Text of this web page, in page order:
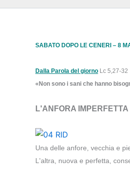
SABATO DOPO LE CENERI – 8
Dalla Parola del giorno Lc 5,27-32
«Non sono i sani che hanno
L'ANFORA IMPERFETTA
Una delle anfore, vecchia e
L'altra, nuova e perfetta,